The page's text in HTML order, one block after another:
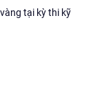
tại kỳ thi kỹ